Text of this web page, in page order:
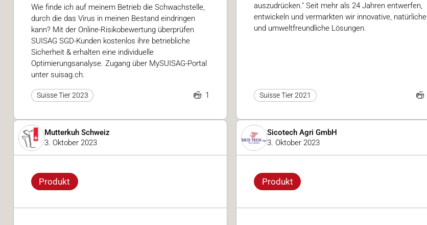
Wie finde ich auf meinem Betrieb die Schwachstelle,
durch die das Virus in meinen Bestand eindringen
kann? Mit der Online-Risikobewertung überprüfen
SUISAG SGD-Kunden kostenlos ihre betriebliche
Sicherheit & erhalten eine individuelle
Optimierungsanalyse. Zugang über MySUISAG-Portal
unter suisag.ch.
Suisse Tier 2023 1
auszudrücken." Seit mehr als 24 Jahren entwerfen,
entwickeln und vermarkten wir innovative, natürliche
und umweltfreundliche Lösungen.
Suisse Tier 2021
Mutterkuh Schweiz
3. Oktober 2023
Produkt
Sicotech Agri GmbH
3. Oktober 2023
Produkt